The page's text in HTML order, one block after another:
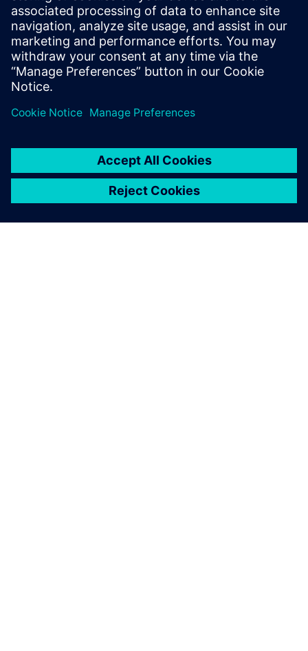
Entregue como uma solução de “Monitorização como
Serviço”, incluindo hardware, software na nuvem e
suporte, o QUMEA tem um histórico em mais de 130
hospitais.